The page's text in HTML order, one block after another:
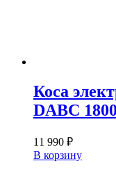
Коса
DABC
11 990 ₽
В корзину